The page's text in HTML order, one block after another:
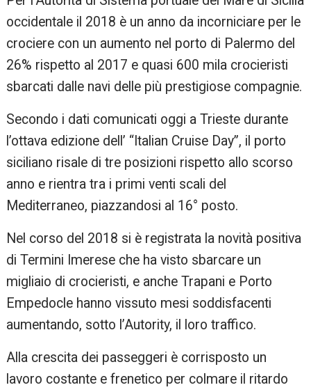
re
occidentale il 2018 è un anno da incorniciare per le
crociere con un aumento nel porto di Palermo del
26% rispetto al 2017 e quasi 600 mila crocieristi
sbarcati dalle navi delle più prestigiose compagnie.
Secondo i dati comunicati oggi a Trieste durante
l’ottava edizione dell’ “Italian Cruise Day”, il porto
siciliano risale di tre posizioni rispetto allo scorso
anno e rientra tra i primi venti scali del
Mediterraneo, piazzandosi al 16° posto.
Nel corso del 2018 si è registrata la novità positiva
di Termini Imerese che ha visto sbarcare un
migliaio di crocieristi, e anche Trapani e Porto
Empedocle hanno vissuto mesi soddisfacenti
aumentando, sotto l’Autority, il loro traffico.
Alla crescita dei passeggeri è corrisposto un
lavoro costante e frenetico per colmare il ritardo